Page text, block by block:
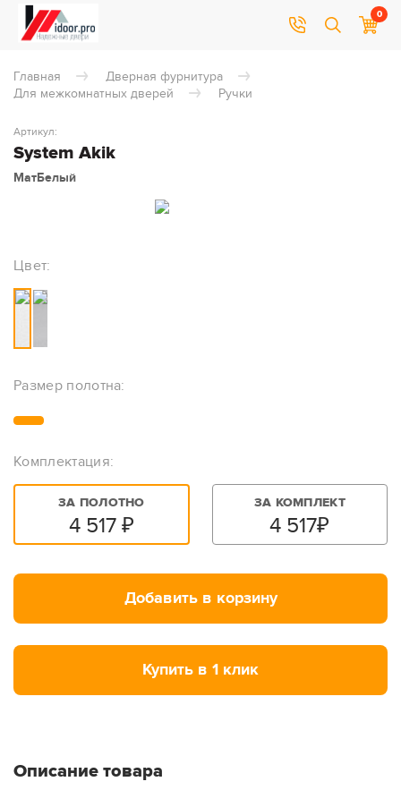
0
Главная
Дверная фурнитура
Для межкомнатных дверей
Ручки
System Akik
Артикул:
МатБелый
Цвет:
Размер полотна:
Комплектация:
ЗА ПОЛОТНО
4 517 ₽
ЗА КОМПЛЕКТ
4 517₽
Добавить в корзину
Купить в 1 клик
Описание товара